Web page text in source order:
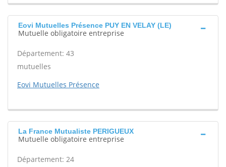
Eovi Mutuelles Présence PUY EN VELAY (LE)
Mutuelle obligatoire entreprise
Département: 43
mutuelles
Eovi Mutuelles Présence
La France Mutualiste PERIGUEUX
Mutuelle obligatoire entreprise
Département: 24